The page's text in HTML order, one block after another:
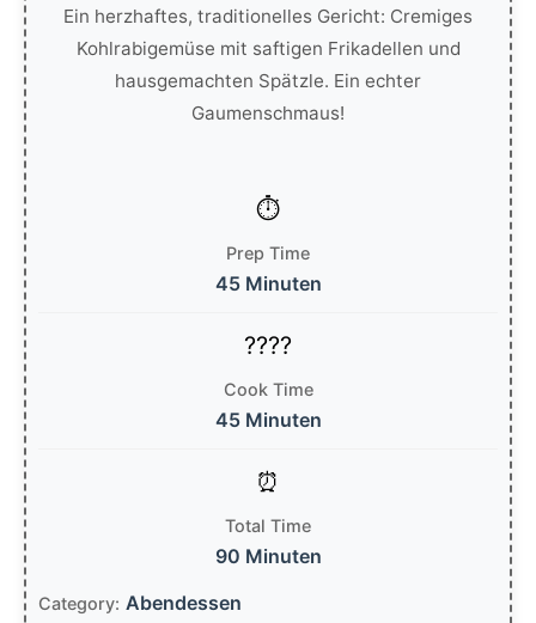
Ein herzhaftes, traditionelles Gericht: Cremiges
Kohlrabigemüse mit saftigen Frikadellen und
hausgemachten Spätzle. Ein echter
Gaumenschmaus!
Prep Time
45 Minuten
Cook Time
45 Minuten
Total Time
90 Minuten
Category: Abendessen